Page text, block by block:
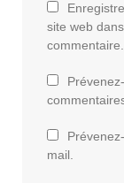
site web
commentaire.
mail.